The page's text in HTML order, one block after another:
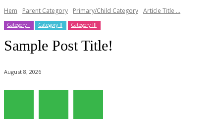
Hem Parent Category Primary/Child Category Article Title ...
Category I Category II Category III
Sample Post Title!
August 8, 2026